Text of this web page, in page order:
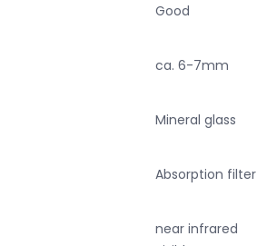
Good
ca. 6-7mm
Mineral glass
Absorption filter
near infrared